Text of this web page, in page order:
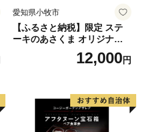
愛知県小牧市
【ふるさと納税】限定 ステ
ーキのあさくま オリジナル
お食事券 3000円 お好きなメ
ニュー 好きなだけ コーンス
県 小牧店 小牧市 チケット 送
12,000円